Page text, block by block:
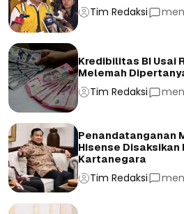
Tim Redaksi
Kredibilitas BI Usai
Melemah
Tim Redaksi
Penandatanganan
Hisense Disaksikan
Kartanegara
Tim Redaksi